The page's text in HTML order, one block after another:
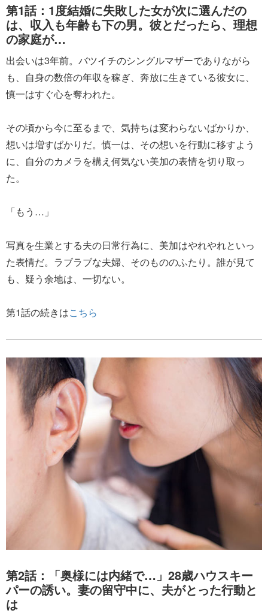
第1話：1度結婚に失敗した女が次に選んだの
は、収入も年齢も下の男。彼とだったら、理想
の家庭が…
出会いは3年前。バツイチのシングルマザーでありながら
も、自身の数倍の年収を稼ぎ、奔放に生きている彼女に、
慎一はすぐ心を奪われた。
その頃から今に至るまで、気持ちは変わらないばかりか、
想いは増すばかりだ。慎一は、その想いを行動に移すよう
に、自分のカメラを構え何気ない美加の表情を切り取っ
た。
「もう…」
写真を生業とする夫の日常行為に、美加はやれやれといっ
た表情だ。ラブラブな夫婦、そのもののふたり。誰が見て
も、疑う余地は、一切ない。
第1話の続きはこちら
第2話：「奥様には内緒で…」28歳ハウスキー
パーの誘い。妻の留守中に、夫がとった行動と
は